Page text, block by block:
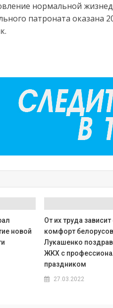
нормальной
патроната
новой
От их труда
комфорт
Лукашенко
ЖКХ с
праздником
27.03.2022